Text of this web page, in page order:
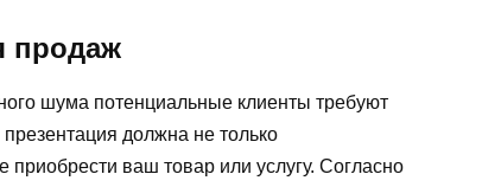
продаж
шума потенциальные клиенты требуют
должна не только
ваш товар или услугу. Согласно